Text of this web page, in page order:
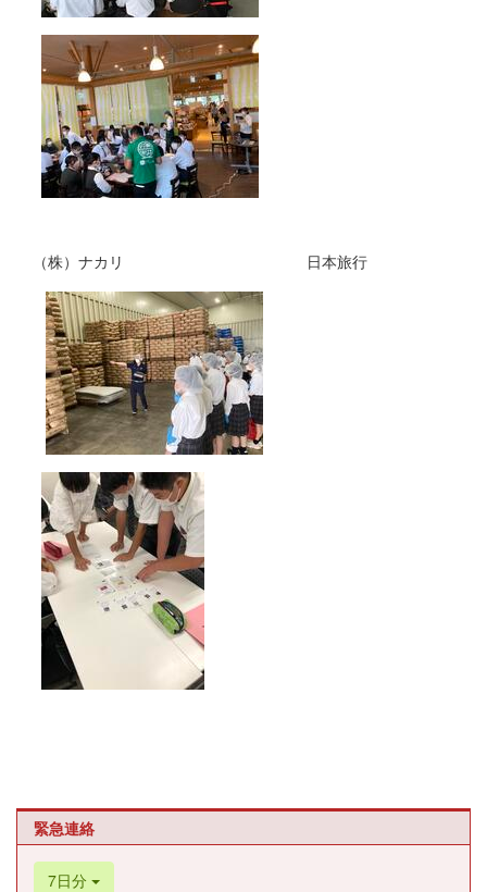
（株）ナカリ 日本旅行
緊急連絡
7日分